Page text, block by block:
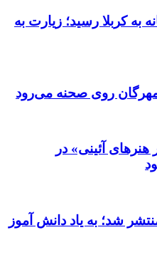
به کربلا رسید؛ زیارت به
روی صحنه می‌رود
آئینی» در
شد؛ به یاد دانش آموز